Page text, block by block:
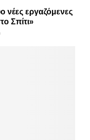
εργαζόμενες
Σπίτι»